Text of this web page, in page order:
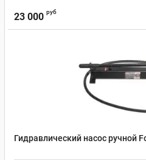
23 000 руб
Гидравлический насос ручной